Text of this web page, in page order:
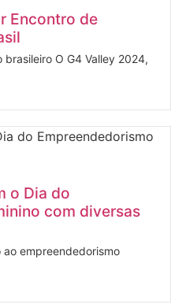
Encontro de
O G4 Valley 2024,
o Dia do
com diversas
empreendedorismo